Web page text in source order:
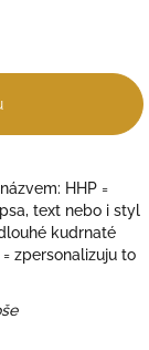
HHP =
text nebo i styl
kudrnaté
zpersonalizuju to